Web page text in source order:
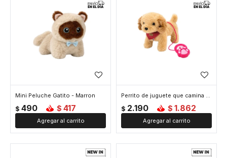
Mini Peluche Gatito - Marron
$ 490 $ 417
Perrito de juguete que camina con correa - Marron
$ 2.190 $ 1.862